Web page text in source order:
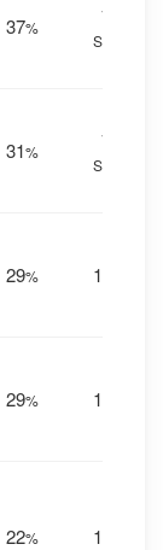
37%
17
SSW
31%
16
SSW
29% 16
29% 16
22% 16